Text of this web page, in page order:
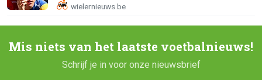
Mis niets van het laatste voetbalnieuws!
Schrijf je in voor onze nieuwsbrief